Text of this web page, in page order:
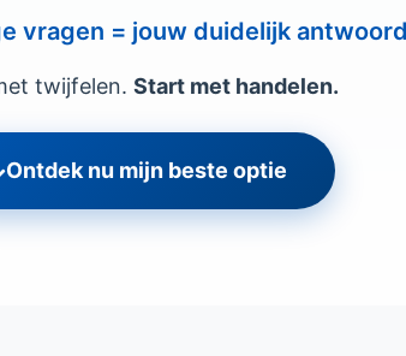
vragen = jouw duidelijk
twijfelen. Start met handelen.
Ontdek nu mijn beste optie